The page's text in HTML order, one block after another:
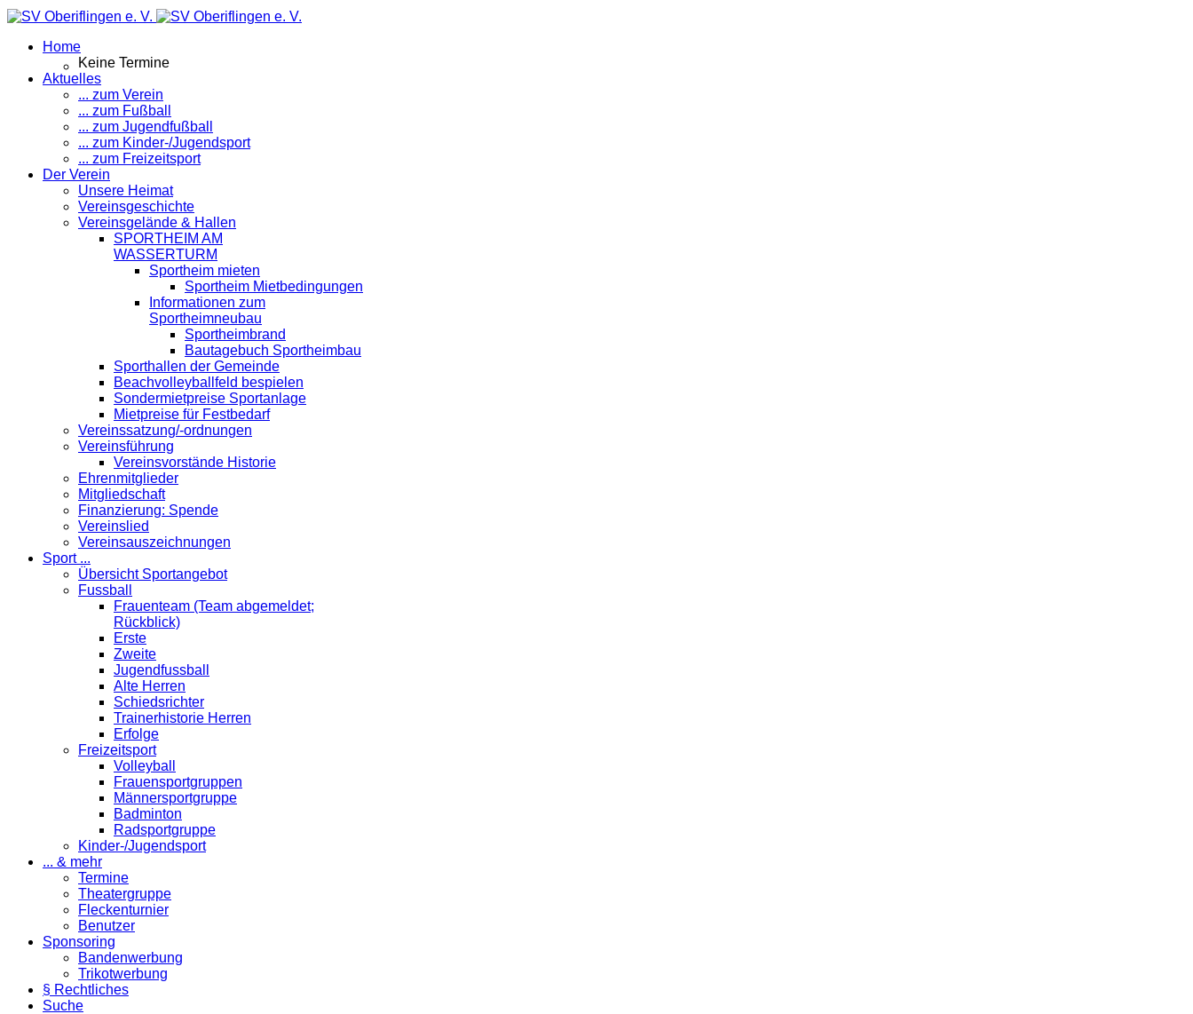
Home
Keine Termine
Aktuelles
... zum Verein
... zum Fußball
... zum Jugendfußball
... zum Kinder-/Jugendsport
... zum Freizeitsport
Der Verein
Unsere Heimat
Vereinsgeschichte
Vereinsgelände & Hallen
SPORTHEIM AM
WASSERTURM
Sportheim mieten
Sportheim Mietbedingungen
Informationen zum
Sportheimneubau
Sportheimbrand
Bautagebuch Sportheimbau
Sporthallen der Gemeinde
Beachvolleyballfeld bespielen
Sondermietpreise Sportanlage
Mietpreise für Festbedarf
Vereinssatzung/-ordnungen
Vereinsführung
Vereinsvorstände Historie
Ehrenmitglieder
Mitgliedschaft
Finanzierung: Spende
Vereinslied
Vereinsauszeichnungen
Sport ...
Übersicht Sportangebot
Fussball
Frauenteam (Team abgemeldet;
Rückblick)
Erste
Zweite
Jugendfussball
Alte Herren
Schiedsrichter
Trainerhistorie Herren
Erfolge
Freizeitsport
Volleyball
Frauensportgruppen
Männersportgruppe
Badminton
Radsportgruppe
Kinder-/Jugendsport
... & mehr
Termine
Theatergruppe
Fleckenturnier
Benutzer
Sponsoring
Bandenwerbung
Trikotwerbung
§ Rechtliches
Suche